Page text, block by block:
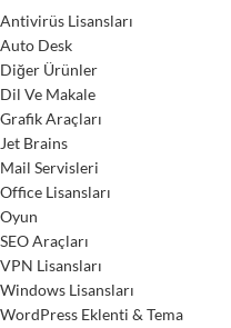
Antivirüs Lisansları
Auto Desk
Diğer Ürünler
Dil Ve Makale
Grafik Araçları
Jet Brains
Mail Servisleri
Office Lisansları
Oyun
SEO Araçları
VPN Lisansları
Windows Lisansları
WordPress Eklenti & Tema